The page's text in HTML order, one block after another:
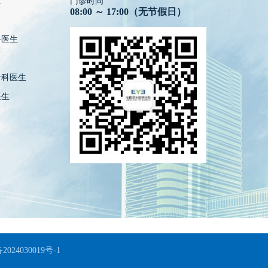
生
医生
08:00 ～ 17:00（无节假日）
号-1